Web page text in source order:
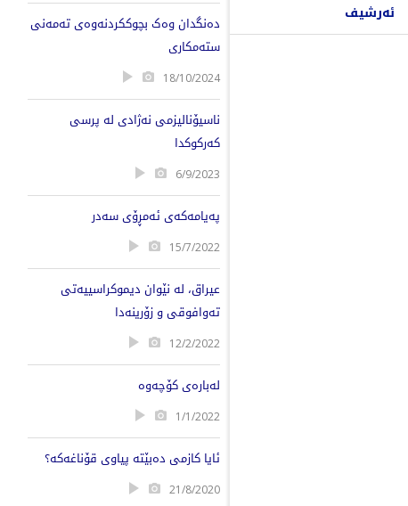
ئەرشیف
دەنگدان وەک بچوککردنەوەی تەمەنی
ستەمکاری
18/10/2024
ناسیۆنالیزمی نەژادی لە پرسی
کەرکوکدا
6/9/2023
پەیامەکەی ئەمڕۆی سەدر
15/7/2022
عیراق، لە نێوان دیموکراسییەتی
تەوافوقی و زۆرینەدا
12/2/2022
لەبارەی کۆچەوە
1/1/2022
ئایا کازمی دەبێتە پیاوی قۆناغەکە؟
21/8/2020